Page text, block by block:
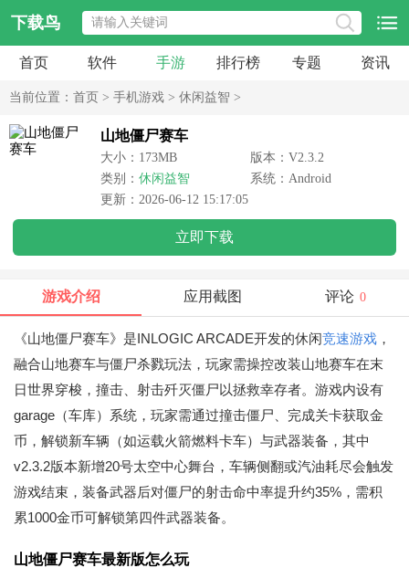
下载鸟
首页 软件 手游 排行榜 专题 资讯
当前位置： 首页 > 手机游戏 > 休闲益智 >
山地僵尸赛车
大小：173MB
版本：V2.3.2
类别： 休闲益智
系统：Android
更新：2026-06-12 15:17:05
立即下载
游戏介绍 应用截图 评论 0
《山地僵尸赛车》是INLOGIC ARCADE开发的休闲竞速游戏 ，
融合山地赛车与僵尸杀戮玩法，玩家需操控改装山地赛车在末
日世界穿梭，撞击、射击歼灭僵尸以拯救幸存者。游戏内设有
garage（车库）系统，玩家需通过撞击僵尸、完成关卡获取金
币，解锁新车辆（如运载火箭燃料卡车）与武器装备，其中
v2.3.2版本新增20号太空中心舞台，车辆侧翻或汽油耗尽会触发
游戏结束，装备武器后对僵尸的射击命中率提升约35%，需积
累1000金币可解锁第四件武器装备。
山地僵尸赛车最新版怎么玩